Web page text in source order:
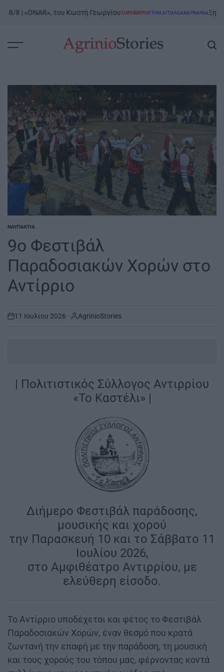
| «ONAR», του Κωστή ΓεωργίουPOSTED
ΞΗΡΟΜΕΡΟΣΤΗΝ ΑΙΤΩΛΟΑΚΑΡΝΑΝΊΑΞηρόμερο
POSTED
ΝΑΥΠΑΚΤΊΑ
9ο Φεστιβάλ
Παραδοσιακών Χορών στο
Αντίρριο
on
11 Ιουλίου 2026 AgrinioStories
| Πολιτιστικός Σύλλογος Αντιρρίου
«Το Καστέλι» |
Διήμερο Φεστιβάλ παράδοσης,
μουσικής και χορού
την Παρασκευή 10 και το Σάββατο 11
Ιουλίου 2026,
στο Αμφιθέατρο Αντιρρίου, με
ελεύθερη είσοδο.
Το Αντίρριο υποδέχεται και φέτος το Φεστιβάλ
Παραδοσιακών Χορών, έναν θεσμό που κρατά
ζωντανή την επαφή με την παράδοση, τη μουσική
και τους χορούς του τόπου μας, φέρνοντας κοντά